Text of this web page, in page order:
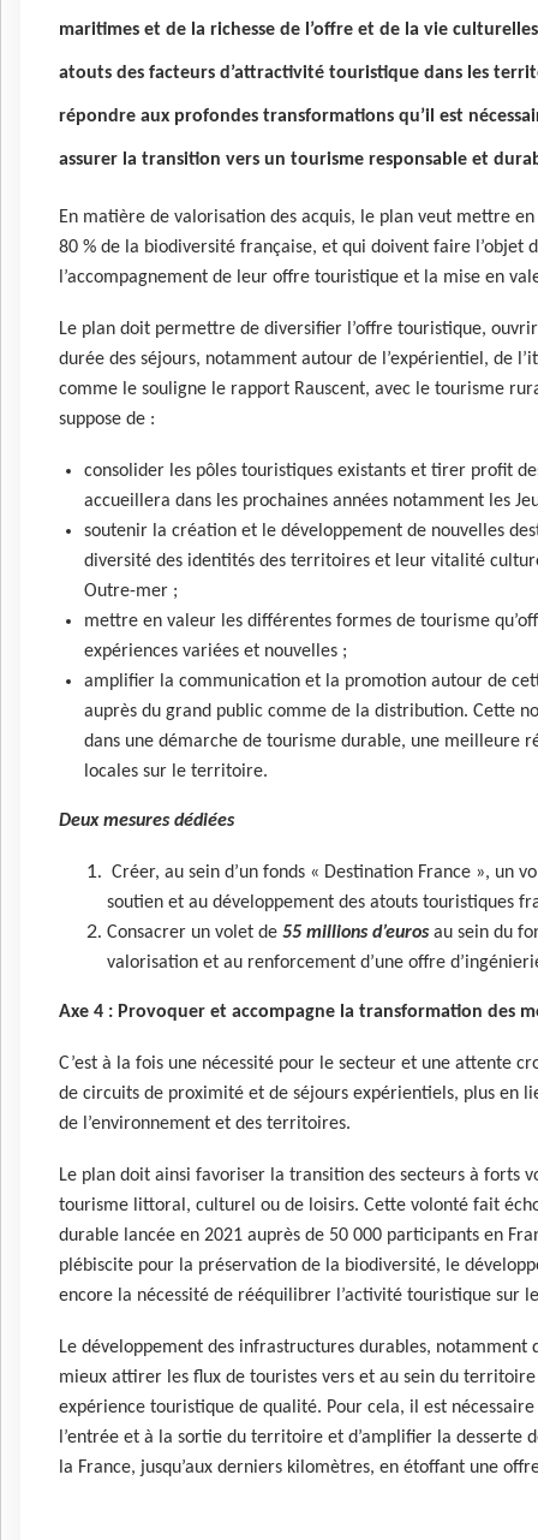
maritimes et de la richesse de l’offre et de la vie
atouts des facteurs d’attractivité touristique dans les
répondre aux profondes transformations qu’il est
assurer la transition vers un tourisme responsable et
En matière de valorisation des acquis, le plan veut mettre
80 % de la biodiversité française, et qui doivent faire l’objet
l’accompagnement de leur offre touristique et la mise en
Le plan doit permettre de diversifier l’offre touristique,
durée des séjours, notamment autour de l’expérientiel, de
comme le souligne le rapport Rauscent, avec le tourisme
suppose de :
consolider les pôles touristiques existants et tirer profit
accueillera dans les prochaines années notamment les
soutenir la création et le développement de nouvelles
diversité des identités des territoires et leur vitalité
Outre-mer ;
mettre en valeur les différentes formes de tourisme
expériences variées et nouvelles ;
amplifier la communication et la promotion autour de
auprès du grand public comme de la distribution. Cette
dans une démarche de tourisme durable, une meilleure
locales sur le territoire.
Deux mesures dédiées
Créer, au sein d’un fonds « Destination France », un
soutien et au développement des atouts touristiques
Consacrer un volet de 55 millions d’euros au sein du
valorisation et au renforcement d’une offre
Axe 4 : Provoquer et accompagne la transformation des
C’est à la fois une nécessité pour le secteur et une attente
de circuits de proximité et de séjours expérientiels, plus en
de l’environnement et des territoires.
Le plan doit ainsi favoriser la transition des secteurs à forts
tourisme littoral, culturel ou de loisirs. Cette volonté fait
durable lancée en 2021 auprès de 50 000 participants en
plébiscite pour la préservation de la biodiversité, le
encore la nécessité de rééquilibrer l’activité touristique sur
Le développement des infrastructures durables,
mieux attirer les flux de touristes vers et au sein du
expérience touristique de qualité. Pour cela, il est
l’entrée et à la sortie du territoire et d’amplifier la desserte
la France, jusqu’aux derniers kilomètres, en étoffant une